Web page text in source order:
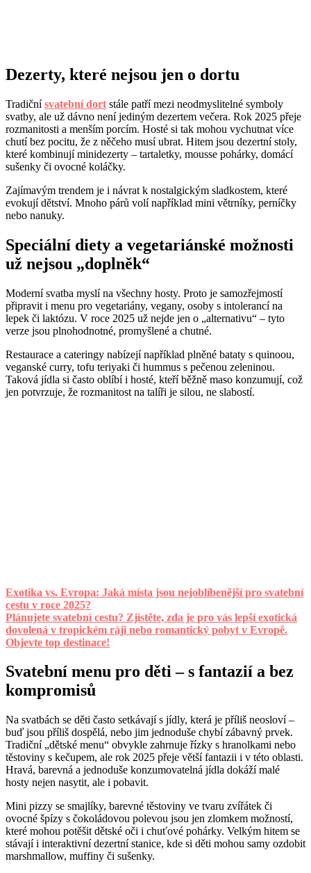
Dezerty, které nejsou jen o dortu
Tradičnísvatební dort stále patří mezi neodmyslitelné symboly
svatby, ale už dávno není jediným dezertem večera. Rok 2025 přeje
rozmanitosti a menším porcím. Hosté si tak mohou vychutnat více
chutí bez pocitu, že z něčeho musí ubrat. Hitem jsou dezertní stoly,
které kombinují minidezerty – tartaletky, mousse pohárky, domácí
sušenky či ovocné koláčky.
Zajímavým trendem je i návrat k nostalgickým sladkostem, které
evokují dětství. Mnoho párů volí například mini větrníky, perníčky
nebo nanuky.
Speciální diety a vegetariánské možnosti
už nejsou „doplněk“
Moderní svatba myslí na všechny hosty. Proto je samozřejmostí
připravit i menu pro vegetariány, vegany, osoby s intolerancí na
lepek či laktózu. V roce 2025 už nejde jen o „alternativu“ – tyto
verze jsou plnohodnotné, promyšlené a chutné.
Restaurace a cateringy nabízejí například plněné bataty s quinoou,
veganské curry, tofu teriyaki či hummus s pečenou zeleninou.
Taková jídla si často oblíbí i hosté, kteří běžně maso konzumují, což
jen potvrzuje, že rozmanitost na talíři je silou, ne slabostí.
Exotika vs. Evropa: Jaká místa jsou nejoblíbenější pro svatební
cestu v roce 2025?
Plánujete svatební cestu? Zjistěte, zda je pro vás lepší exotická
dovolená v tropickém ráji nebo romantický pobyt v Evropě.
Objevte top destinace!
Svatební menu pro děti – s fantazií a bez
kompromisů
Na svatbách se děti často setkávají s jídly, která je příliš neosloví –
buď jsou příliš dospělá, nebo jim jednoduše chybí zábavný prvek.
Tradiční „dětské menu“ obvykle zahrnuje řízky s hranolkami nebo
těstoviny s kečupem, ale rok 2025 přeje větší fantazii i v této oblasti.
Hravá, barevná a jednoduše konzumovatelná jídla dokáží malé
hosty nejen nasytit, ale i pobavit.
Mini pizzy se smajlíky, barevné těstoviny ve tvaru zvířátek či
ovocné špízy s čokoládovou polevou jsou jen zlomkem možností,
které mohou potěšit dětské oči i chuťové pohárky. Velkým hitem se
stávají i interaktivní dezertní stanice, kde si děti mohou samy ozdobit
marshmallow, muffiny či sušenky.